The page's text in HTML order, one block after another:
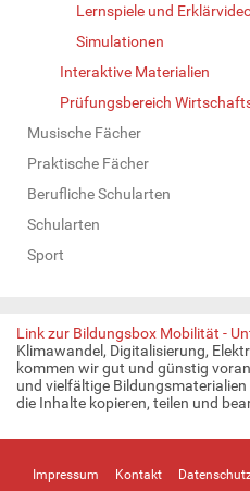
Lernspiele und
Simulationen
Interaktive Materialien
Prüfungsbereich
Musische Fächer
Praktische Fächer
Berufliche Schularten
Schularten
Sport
Link zur Bildungsbox Mobilität -
Klimawandel, Digitalisierung,
kommen wir gut und günstig
und vielfältige
die Inhalte kopieren, teilen und
Impressum Kontakt